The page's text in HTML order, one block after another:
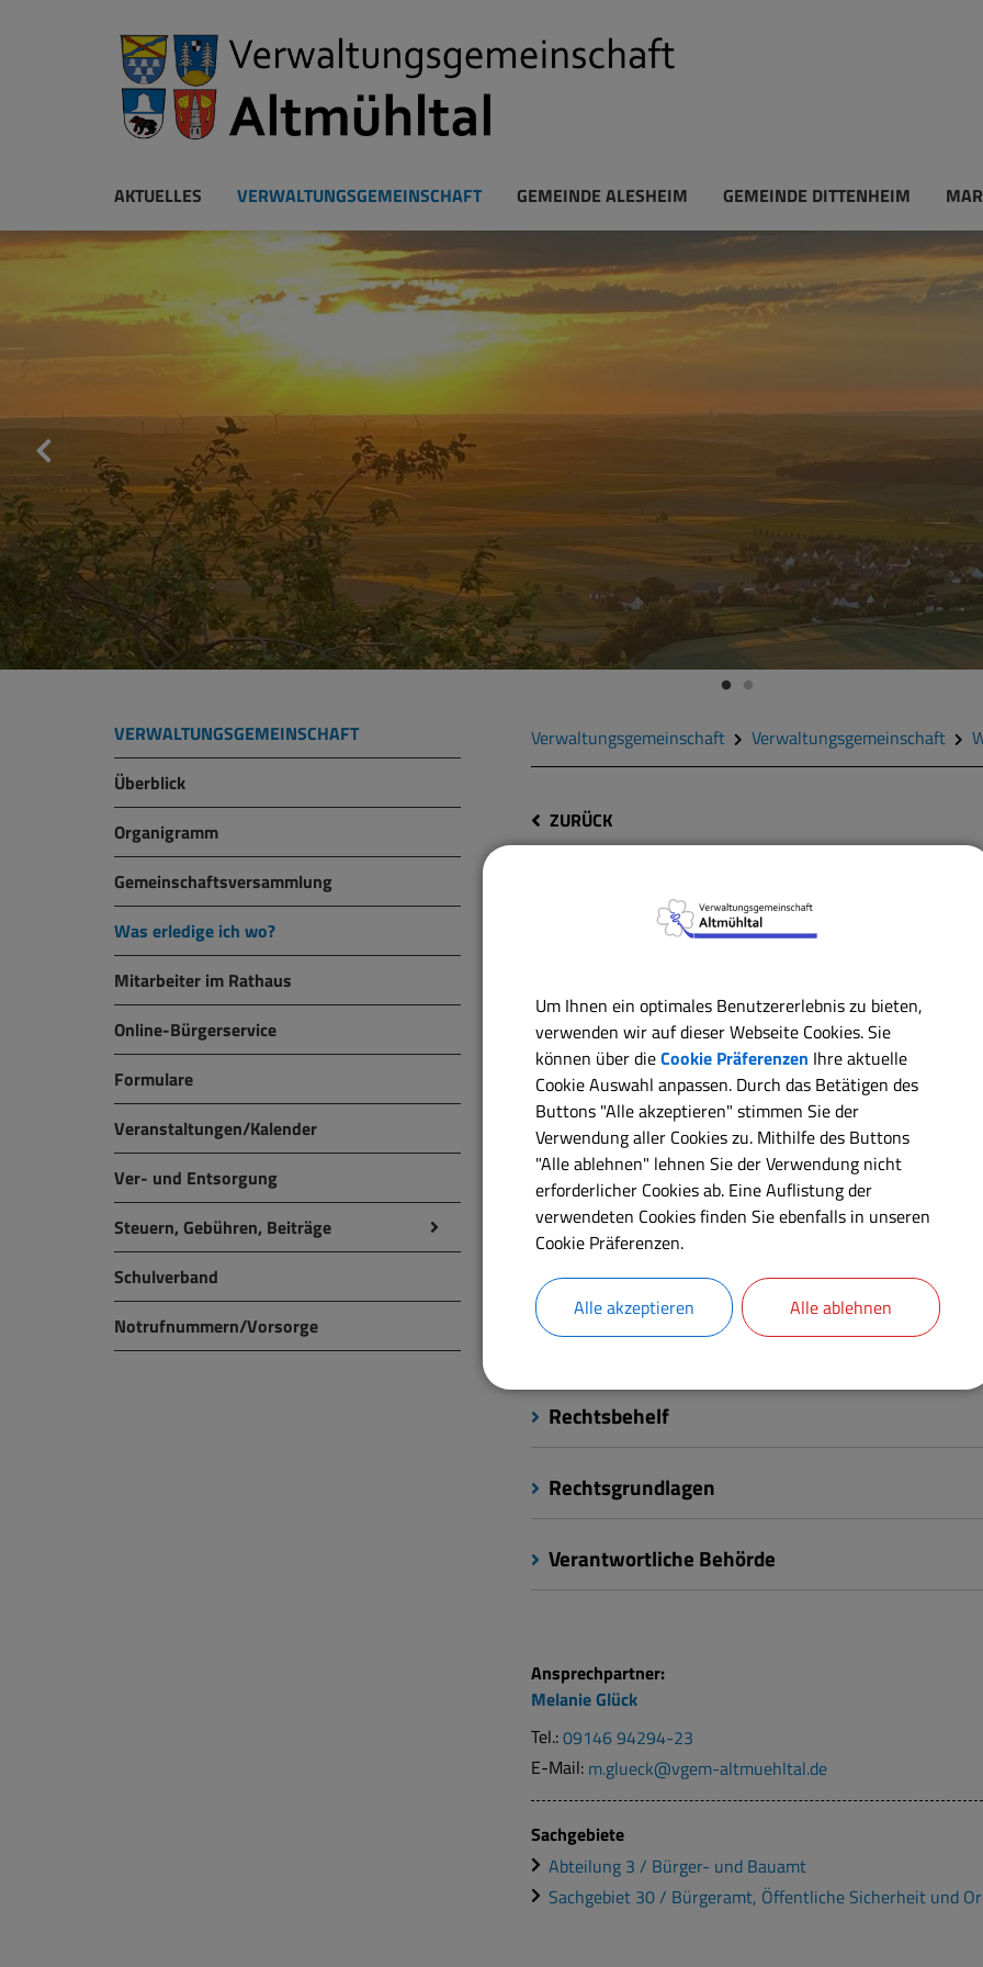
AKTUELLES VERWALTUNGSGEMEINSCHAFT GEMEINDE ALESHEIM GEMEINDE DITTENHEIM
VERWALTUNGSGEMEINSCHAFT
Überblick
Organigramm
Gemeinschaftsversammlung
Was erledige ich wo?
Mitarbeiter im Rathaus
Online-Bürgerservice
Formulare
Veranstaltungen/Kalender
Ver- und Entsorgung
Steuern, Gebühren, Beiträge
Schulverband
Notrufnummern/Vorsorge
Verwaltungsgemeinschaft Verwaltungsgemeinschaft
ZURÜCK
Leichenpass;
Ein Leichenpass ist bei Überführungen innerhalb des
Land, in das eine Leiche überführt werden soll oder ein auf
verlangt.
Langbeschreibung
Erforderliche Unterlagen
Fristen
Kosten
Rechtsbehelf
Rechtsgrundlagen
Verantwortliche Behörde
Ansprechpartner:
MelanieGlück
Tel.:09146 94294-23
E-Mail: m.glueck@vgem-altmuehltal.de
Sachgebiete
Abteilung 3 / Bürger- und Bauamt
Sachgebiet 30 / Bürgeramt, Öffentliche Sicherheit und
Um Ihnen ein optimales Benutzererlebnis zu bieten,
verwenden wir auf dieser Webseite Cookies. Sie
können über dieCookie Präferenzen Ihre aktuelle
Cookie Auswahl anpassen. Durch das Betätigen des
Buttons "Alle akzeptieren" stimmen Sie der
Verwendung aller Cookies zu. Mithilfe des Buttons
"Alle ablehnen" lehnen Sie der Verwendung nicht
erforderlicher Cookies ab. Eine Auflistung der
verwendeten Cookies finden Sie ebenfalls in unseren
Cookie Präferenzen.
Alle akzeptieren Alle ablehnen